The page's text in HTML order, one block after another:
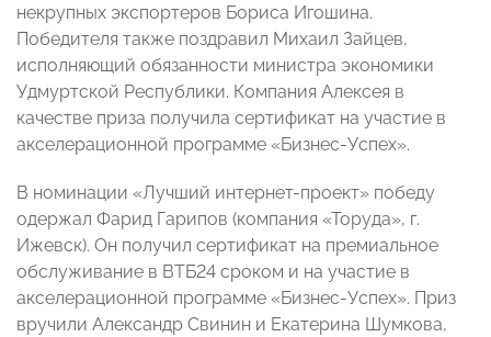
некрупных экспортеров Бориса Игошина.
Победителя также поздравил Михаил Зайцев,
исполняющий обязанности министра экономики
Удмуртской Республики. Компания Алексея в
качестве приза получила сертификат на участие в
акселерационной программе «Бизнес-Успех».
В номинации «Лучший интернет-проект» победу
одержал Фарид Гарипов (компания «Торуда», г.
Ижевск). Он получил сертификат на премиальное
обслуживание в ВТБ24 сроком и на участие в
акселерационной программе «Бизнес-Успех». Приз
вручили Александр Свинин и Екатерина Шумкова,